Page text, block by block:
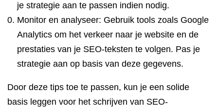
je strategie aan te passen indien nodig.
Monitor en analyseer: Gebruik tools zoals Google
Analytics om het verkeer naar je website en de
prestaties van je SEO-teksten te volgen. Pas je
strategie aan op basis van deze gegevens.
Door deze tips toe te passen, kun je een solide
basis leggen voor het schrijven van SEO-